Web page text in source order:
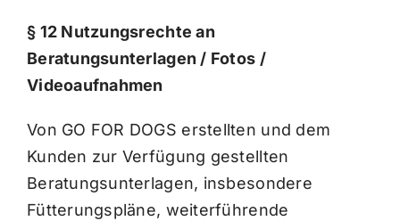
§ 12 Nutzungsrechte an
Beratungsunterlagen / Fotos /
Videoaufnahmen
Von GO FOR DOGS erstellten und dem
Kunden zur Verfügung gestellten
Beratungsunterlagen, insbesondere
Fütterungspläne, weiterführende